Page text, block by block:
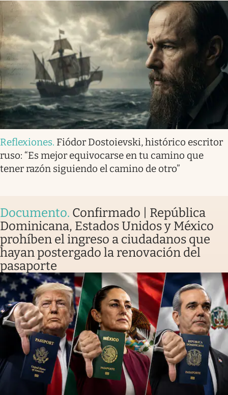
Reflexiones. Fiódor Dostoievski, histórico escritor
ruso: “Es mejor equivocarse en tu camino que
tener razón siguiendo el camino de otro”
Documento. Confirmado | República
Dominicana, Estados Unidos y México
prohíben el ingreso a ciudadanos que
hayan postergado la renovación del
pasaporte